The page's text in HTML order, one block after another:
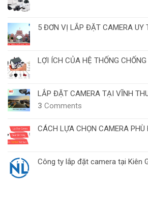
5 ĐƠN VỊ LẮP ĐẶT CAMERA UY
LỢI ÍCH CỦA HỆ THỐNG
LẮP ĐẶT CAMERA TẠI VĨNH
3 Comments
CÁCH LỰA CHỌN CAMERA PHÙ
Công ty lắp đặt camera tại Kiên